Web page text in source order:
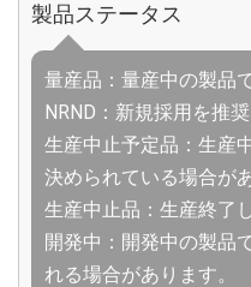
製品ステータス
量産品：量産中の製品で
NRND：新規採用を推
生産中止予定品：生産
決められている場合が
生産中止品：生産終了
開発中：開発中の製品
れる場合があります。